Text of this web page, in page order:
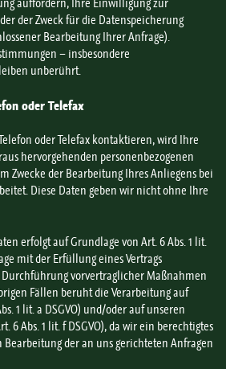
auffordern, Ihre Einwilligung zur
der Zweck für die Datenspeicherung
Bearbeitung Ihrer Anfrage).
– insbesondere
unberührt.
oder Telefax
oder Telefax kontaktieren, wird Ihre
hervorgehenden personenbezogenen
Zwecke der Bearbeitung Ihres Anliegens bei
Diese Daten geben wir nicht ohne Ihre
erfolgt auf Grundlage von Art. 6 Abs. 1 lit.
mit der Erfüllung eines Vertrags
vorvertraglicher Maßnahmen
Fällen beruht die Verarbeitung auf
1 lit. a DSGVO) und/oder auf unseren
6 Abs. 1 lit. f DSGVO), da wir ein berechtigtes
Bearbeitung der an uns gerichteten Anfragen